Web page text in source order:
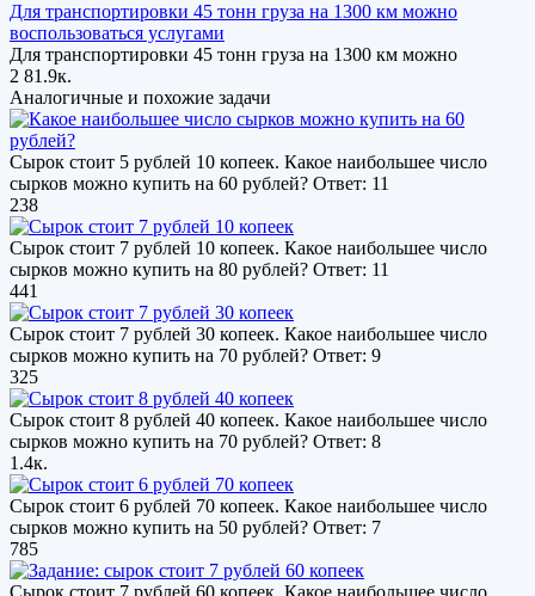
Для транспортировки 45 тонн груза на 1300 км можно
воспользоваться услугами
Для транспортировки 45 тонн груза на 1300 км можно
2 81.9к.
Аналогичные и похожие задачи
Сырок стоит 5 рублей 10 копеек. Какое наибольшее число
сырков можно купить на 60 рублей? Ответ: 11
238
Сырок стоит 7 рублей 10 копеек. Какое наибольшее число
сырков можно купить на 80 рублей? Ответ: 11
441
Сырок стоит 7 рублей 30 копеек. Какое наибольшее число
сырков можно купить на 70 рублей? Ответ: 9
325
Сырок стоит 8 рублей 40 копеек. Какое наибольшее число
сырков можно купить на 70 рублей? Ответ: 8
1.4к.
Сырок стоит 6 рублей 70 копеек. Какое наибольшее число
сырков можно купить на 50 рублей? Ответ: 7
785
Сырок стоит 7 рублей 60 копеек. Какое наибольшее число